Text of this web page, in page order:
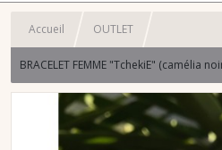
Accueil OUTLET
BRACELET FEMME "TchekiE" (camélia